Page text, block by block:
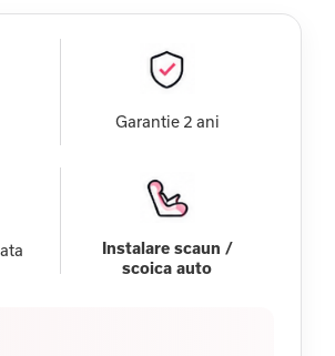
Garantie 2 ani
Instalare scaun /
scoica auto